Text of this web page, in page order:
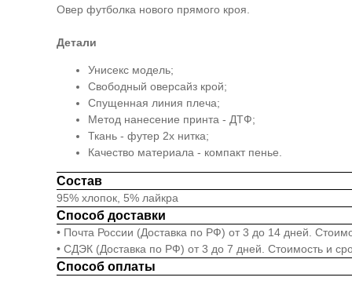
Овер футболка нового прямого кроя.
Детали
Унисекс модель;
Свободный оверсайз крой;
Спущенная линия плеча;
Метод нанесение принта - ДТФ;
Ткань - футер 2х нитка;
Качество материала - компакт пенье.
Состав
95% хлопок, 5% лайкра
Способ доставки
• Почта России (Доставка по РФ) от 3 до 14 дней.
• СДЭК (Доставка по РФ) от 3 до 7 дней. Стоимость и
Способ оплаты